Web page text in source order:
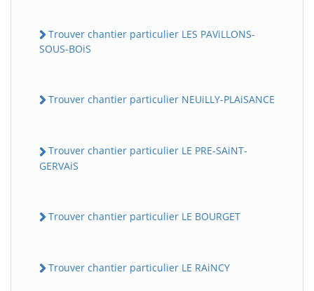
Trouver chantier particulier LES PAViLLONS-
SOUS-BOiS
Trouver chantier particulier NEUiLLY-PLAiSANCE
Trouver chantier particulier LE PRE-SAiNT-
GERVAiS
Trouver chantier particulier LE BOURGET
Trouver chantier particulier LE RAiNCY